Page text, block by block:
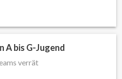
A bis G-Jugend
verrät